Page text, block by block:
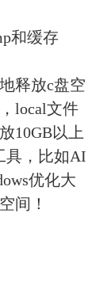
和缓存
释放c盘空
local文件
10GB以上
具，比如AI
优化大
间！